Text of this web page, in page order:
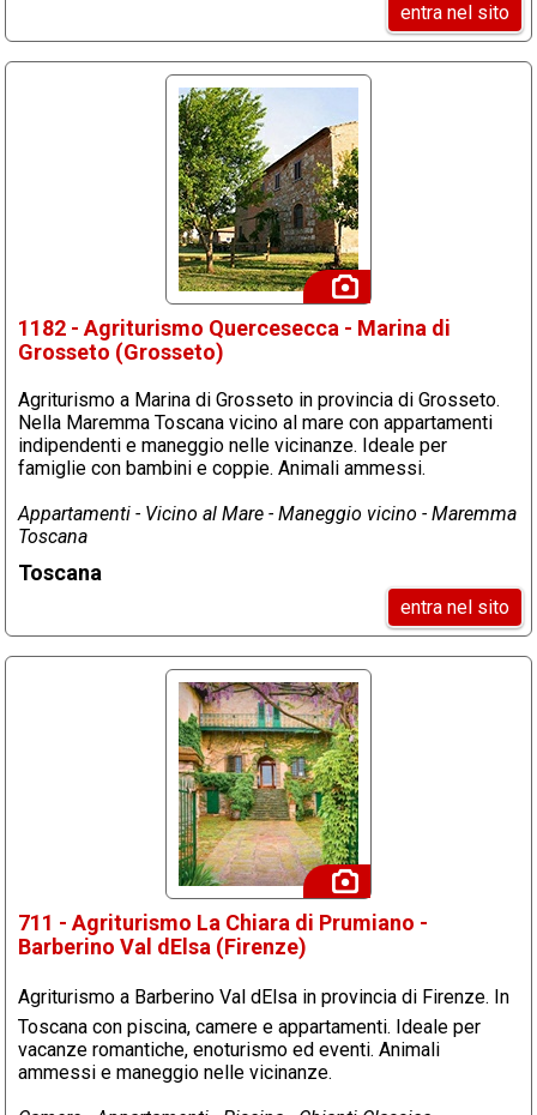
entra nel sito
1182 - Agriturismo Quercesecca - Marina di
Grosseto (Grosseto)
Agriturismo a Marina di Grosseto in provincia di Grosseto.
Nella Maremma Toscana vicino al mare con appartamenti
indipendenti e maneggio nelle vicinanze. Ideale per
famiglie con bambini e coppie. Animali ammessi.
Appartamenti - Vicino al Mare - Maneggio vicino - Maremma
Toscana
Toscana
entra nel sito
711 - Agriturismo La Chiara di Prumiano -
Barberino Val dElsa (Firenze)
Agriturismo a Barberino Val dElsa in provincia di Firenze. In
Toscana con piscina, camere e appartamenti. Ideale per
vacanze romantiche, enoturismo ed eventi. Animali
ammessi e maneggio nelle vicinanze.